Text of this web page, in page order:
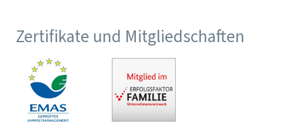
Zertifikate und Mitgliedschaften